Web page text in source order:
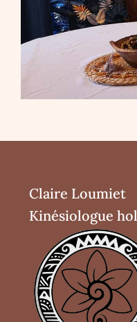
Claire Loumiet
Kinésiologue